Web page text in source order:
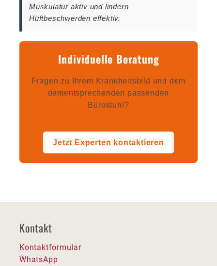
Muskulatur aktiv und lindern
Hüftbeschwerden effektiv.
Individuelle Beratung
Fragen zu Ihrem Krankheitsbild und dem
dementsprechenden passenden
Bürostuhl?
Jetzt Experten kontaktieren
Kontakt
Kontaktformular
WhatsApp